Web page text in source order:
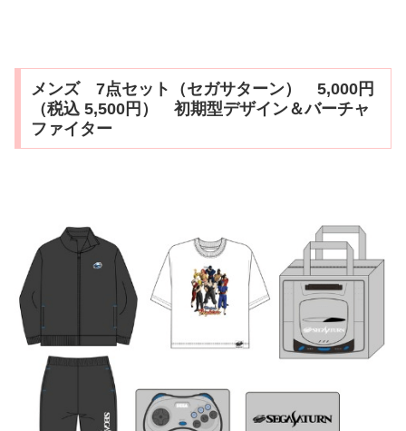
メンズ 7点セット（セガサターン） 5,000円
（税込 5,500円） 初期型デザイン＆バーチャ
ファイター